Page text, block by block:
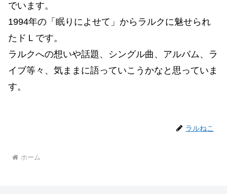
でいます。
1994年の「眠りによせて」からラルクに魅せられ
たドＬです。
ラルクへの想いや話題、シングル曲、アルバム、ラ
イブ等々、気ままに語っていこうかなと思っていま
す。
ラルねこ
ホーム